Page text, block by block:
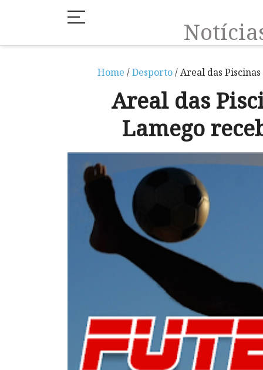
Home /Desporto/ Areal das
Areal das
Lamego